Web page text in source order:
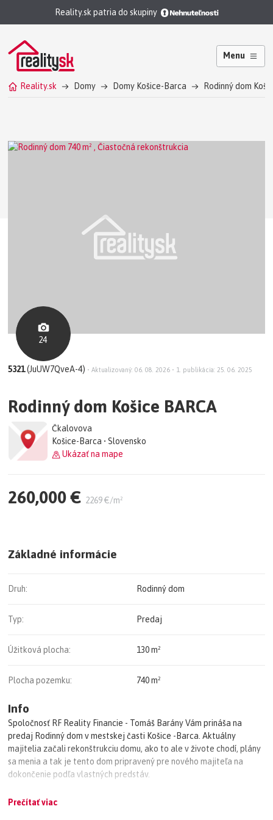
Reality.sk patria do skupiny
Menu
Reality.sk Domy Domy Košice-Barca Rodinný dom
24
5321(JuUW7QveA-4) • Aktualizovaný: 06. 08. 2026 • 1. publikácia: 25. 06. 2025
Rodinný dom Košice BARCA
Čkalovova
Košice-Barca • Slovensko
Ukázať na mape
260,000 € 2269 €/m²
Základné informácie
Druh: Rodinný dom
Typ: Predaj
Úžitková plocha: 130 m²
Plocha pozemku: 740 m²
Info
Spoločnosť RF Reality Financie - Tomáš Barány Vám prináša na
predaj Rodinný dom v mestskej časti Košice -Barca. Aktuálny
majitelia začali rekonštrukciu domu, ako to ale v živote chodí, plány
sa menia a tak je tento dom pripravený pre nového majiteľa na
dokončenie podľa vlastných predstáv.
Prečítať viac